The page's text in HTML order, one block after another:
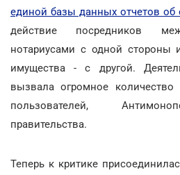
единой базы данных отчетов об
действие посредников
нотариусами с одной стороны
имущества - с другой.
вызвала огромное количество
пользователей,
правительства.
Теперь к критике